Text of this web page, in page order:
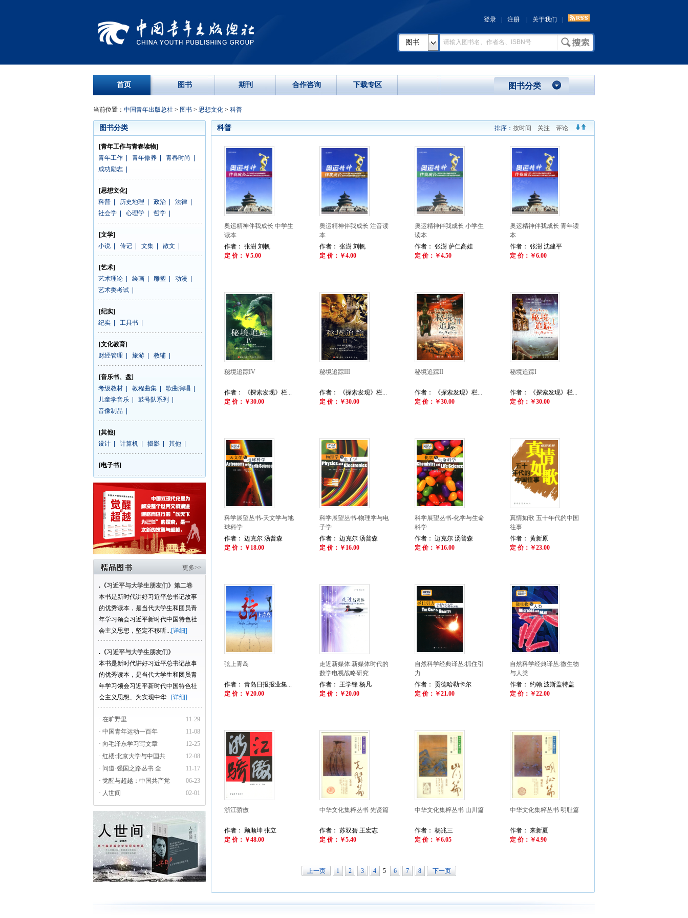
登录 注册 关于我们
图书
首页 图书 期刊 合作咨询 下载专区 图书分类
当前位置： 中国青年出版总社 > 图书 > 思想文化 > 科普
图书分类
[青年工作与青春读物]
青年工作
青年修养 青春时尚
成功励志
[思想文化]
科普
历史地理 政治 法律
社会学
心理学 哲学
[文学]
小说
传记 文集 散文
[艺术]
艺术理论
绘画 雕塑 动漫
艺术类考试
[纪实]
纪实
工具书
[文化教育]
财经管理
旅游 教辅
[音乐书、盘]
考级教材
教程曲集 歌曲演唱
儿童学音乐
鼓号队系列
音像制品
[其他]
设计
计算机 摄影 其他
[电子书]
更多>>
. 《习近平与大学生朋友们》第二卷
本书是新时代讲好习近平总书记故事
的优秀读本，是当代大学生和团员青
年学习领会习近平新时代中国特色社
会主义思想，坚定不移听...[详细]
. 《习近平与大学生朋友们》
本书是新时代讲好习近平总书记故事
的优秀读本，是当代大学生和团员青
年学习领会习近平新时代中国特色社
会主义思想、为实现中华...[详细]
11-29
· 在旷野里
11-08
· 中国青年运动一百年
12-25
· 向毛泽东学习写文章
12-08
· 红楼:北京大学与中国共
11-17
· 问道·强国之路丛书 全
06-23
· 觉醒与超越：中国共产党
02-01
· 人世间
排序： 按时间 关注 评论
科普
奥运精神伴我成长 中学生
读本
作者： 张澍 刘帆
定 价：￥5.00
奥运精神伴我成长 注音读
本
作者： 张澍 刘帆
定 价：￥4.00
奥运精神伴我成长 小学生
读本
作者： 张澍 萨仁高娃
定 价：￥4.50
奥运精神伴我成长 青年读
本
作者： 张澍 沈建平
定 价：￥6.00
秘境追踪IV
作者： 《探索发现》栏...
定 价：￥30.00
秘境追踪III
作者： 《探索发现》栏...
定 价：￥30.00
秘境追踪II
作者： 《探索发现》栏...
定 价：￥30.00
秘境追踪I
作者： 《探索发现》栏...
定 价：￥30.00
科学展望丛书-天文学与地
球科学
作者： 迈克尔 汤普森
定 价：￥18.00
科学展望丛书-物理学与电
子学
作者： 迈克尔 汤普森
定 价：￥16.00
科学展望丛书-化学与生命
科学
作者： 迈克尔 汤普森
定 价：￥16.00
真情如歌 五十年代的中国
往事
作者： 黄新原
定 价：￥23.00
弦上青岛
作者： 青岛日报报业集...
定 价：￥20.00
走近新媒体:新媒体时代的
数学电视战略研究
作者： 王学锋 杨凡
定 价：￥20.00
自然科学经典译丛:抓住引
力
作者： 贡德哈勒卡尔
定 价：￥21.00
自然科学经典译丛:微生物
与人类
作者： 约翰.波斯盖特盖
定 价：￥22.00
浙江骄傲
作者： 顾顺坤 张立
定 价：￥48.00
中华文化集粹丛书 先贤篇
作者： 苏双碧 王宏志
定 价：￥5.40
中华文化集粹丛书 山川篇
作者： 杨兆三
定 价：￥6.05
中华文化集粹丛书 明耻篇
作者： 来新夏
定 价：￥4.90
上一页 1 2 3 4 5 6 7 8 下一页